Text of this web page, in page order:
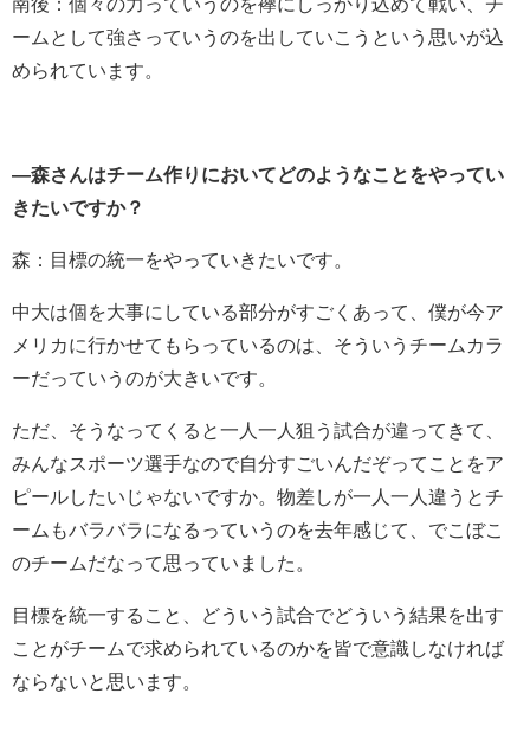
ームとして強さっていうのを出していこうという思いが込
められています。
―森さんはチーム作りにおいてどのようなことをやってい
きたいですか？
森：目標の統一をやっていきたいです。
中大は個を大事にしている部分がすごくあって、僕が今ア
メリカに行かせてもらっているのは、そういうチームカラ
ーだっていうのが大きいです。
ただ、そうなってくると一人一人狙う試合が違ってきて、
みんなスポーツ選手なので自分すごいんだぞってことをア
ピールしたいじゃないですか。物差しが一人一人違うとチ
ームもバラバラになるっていうのを去年感じて、でこぼこ
のチームだなって思っていました。
目標を統一すること、どういう試合でどういう結果を出す
ことがチームで求められているのかを皆で意識しなければ
ならないと思います。